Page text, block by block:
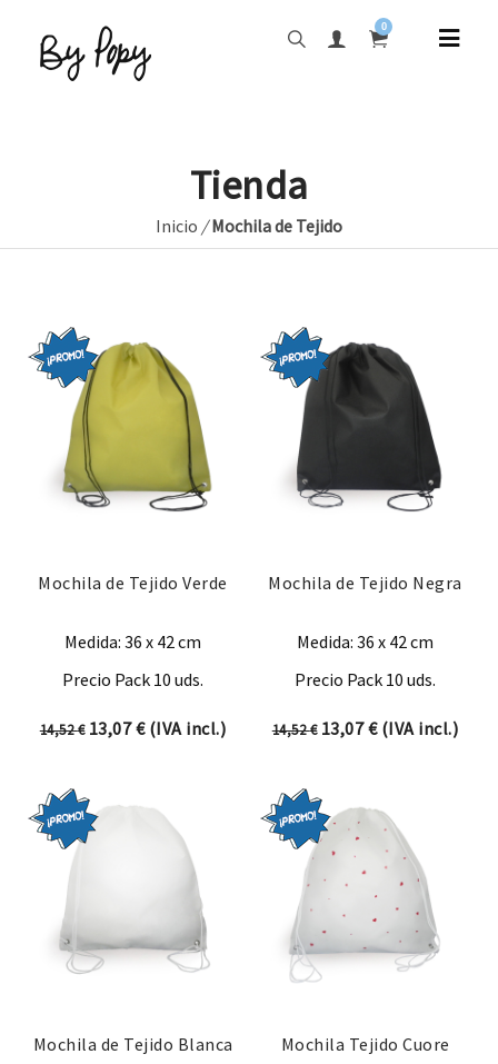
0
Tienda
Inicio /Mochila de Tejido
Mochila de Tejido Verde
Medida: 36 x 42 cm
Precio Pack 10 uds.
14,52€ El precio original era: 14,52 €.
13,07€El precio actual es: 13,07 €.
(IVA incl.)
Mochila de Tejido Negra
Medida: 36 x 42 cm
Precio Pack 10 uds.
14,52€ El precio original era:
13,07€El precio
(IVA incl.)
Mochila de Tejido Blanca Mochila Tejido Cuore